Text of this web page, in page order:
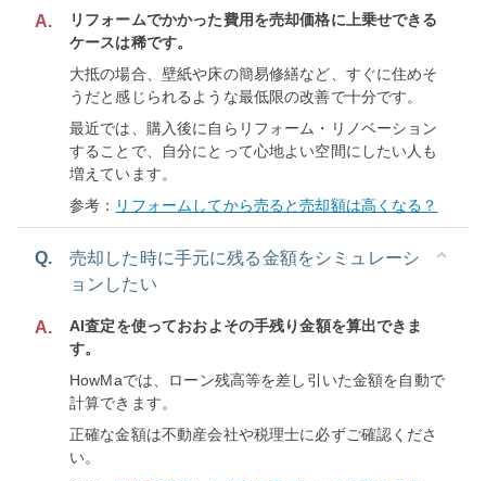
A.
リフォームでかかった費用を売却価格に上乗せできる
ケースは稀です。
大抵の場合、壁紙や床の簡易修繕など、すぐに住めそ
うだと感じられるような最低限の改善で十分です。
最近では、購入後に自らリフォーム・リノベーション
することで、自分にとって心地よい空間にしたい人も
増えています。
参考： リフォームしてから売ると売却額は高くなる？
Q.
売却した時に手元に残る金額をシミュレーシ
ョンしたい
A.
AI査定を使っておおよその手残り金額を算出できま
す。
HowMaでは、ローン残高等を差し引いた金額を自動で
計算できます。
正確な金額は不動産会社や税理士に必ずご確認くださ
い。